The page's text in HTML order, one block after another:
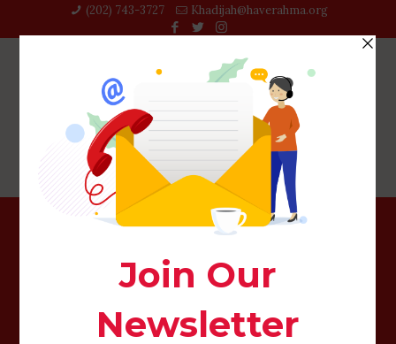
(202) 743-3727‬ Khadijah@haverahma.org
Badoo : Votre opinion sur un blog de partie Leave a